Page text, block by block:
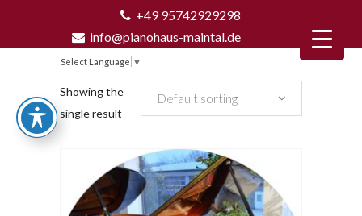
+49 95742929298
info@pianohaus-maintal.de
Select Language ▼
Showing the
single result
Default sorting